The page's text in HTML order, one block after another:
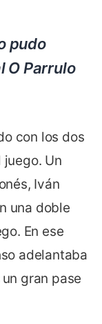
pudo
O Parrulo
con los dos
Un
Iván
una doble
En ese
adelantaba
gran pase